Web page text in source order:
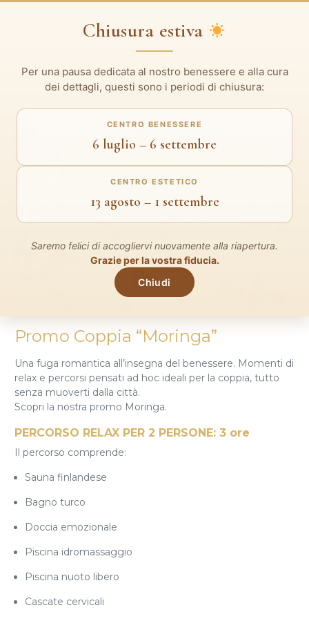
Promo Coppia “Moringa”
Una fuga romantica all’insegna del benessere. Momenti di
relax e percorsi pensati ad hoc ideali per la coppia, tutto
senza muoverti dalla città.
Scopri la nostra promo Moringa.
PERCORSO RELAX PER 2 PERSONE: 3 ore
Il percorso comprende:
Sauna finlandese
Bagno turco
Doccia emozionale
Piscina idromassaggio
Piscina nuoto libero
Cascate cervicali
Chiusura estiva
Per una pausa dedicata al nostro benessere e alla cura
dei dettagli, questi sono i periodi di chiusura:
CENTRO BENESSERE
6 luglio – 6 settembre
CENTRO ESTETICO
13 agosto – 1 settembre
Saremo felici di accogliervi nuovamente alla riapertura.
Grazie per la vostra fiducia.
Chiudi